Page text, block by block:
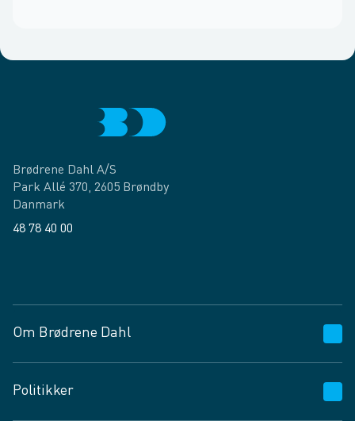
Brødrene Dahl A/S
Park Allé 370, 2605 Brøndby
Danmark
48 78 40 00
Om Brødrene Dahl
Vagttelefon 30 10 89 89
Politikker